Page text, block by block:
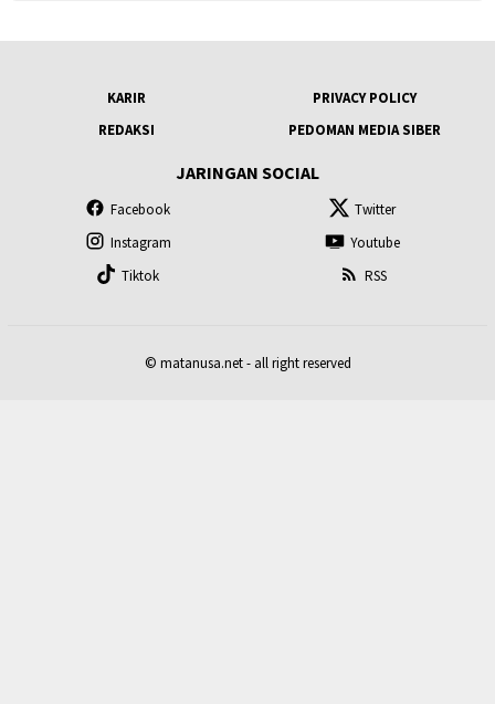
KARIR
PRIVACY POLICY
REDAKSI
PEDOMAN MEDIA SIBER
JARINGAN SOCIAL
Facebook
Twitter
Instagram
Youtube
Tiktok
RSS
© matanusa.net - all right reserved